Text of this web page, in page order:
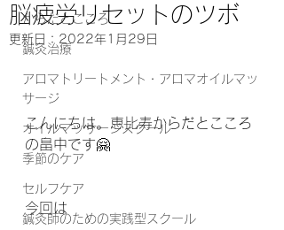
からだとこころ
鍼灸治療
アロマトリートメント・アロマオイルマッ
サージ
オイルマッサージスクール
季節のケア
セルフケア
鍼灸師のための実践型スクール
脳疲労リセットのツボ
更新日： 2022年1月29日
こんにちは。恵比寿からだとこころ
の畠中です🤗
今回は